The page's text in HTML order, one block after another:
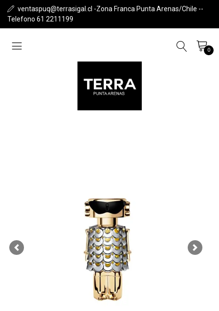
ventaspuq@terrasigal.cl -Zona Franca Punta Arenas/Chile --
Telefono 61 2211199
0
Previous Next